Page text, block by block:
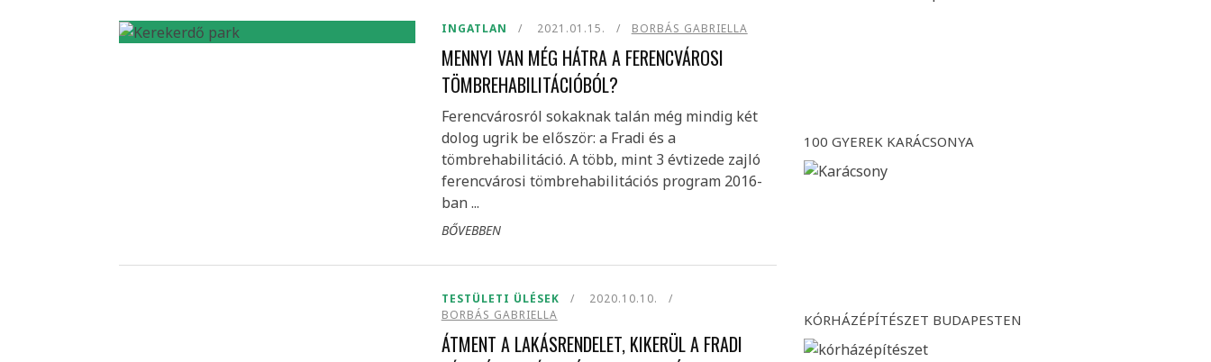
INGATLAN 2021.01.15. BORBÁS GABRIELLA
MENNYI VAN MÉG HÁTRA A FERENCVÁROSI
TÖMBREHABILITÁCIÓBÓL?
Ferencvárosról sokaknak talán még mindig két
dolog ugrik be először: a Fradi és a
tömbrehabilitáció. A több, mint 3 évtizede zajló
ferencvárosi tömbrehabilitációs program 2016-
ban ...
BŐVEBBEN
TESTÜLETI ÜLÉSEK
2020.10.10.
BORBÁS GABRIELLA
ÁTMENT A LAKÁSRENDELET, KIKERÜL A FRADI
100 GYEREK KARÁCSONYA
KÓRHÁZÉPÍTÉSZET BUDAPESTEN